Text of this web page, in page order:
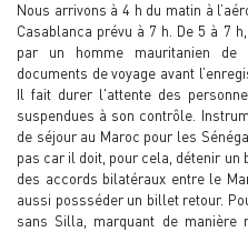
Nous arrivons à 4 h du matin à
Casablanca prévu à 7 h. De 5 à 7
par un homme mauritanien de
documents de voyage avant
Il fait durer l'attente des
suspendues à son contrôle.
de séjour au Maroc pour les
pas car il doit, pour cela, détenir un
des accords bilatéraux entre le
aussi possséder un billet retour.
sans Silla, marquant de